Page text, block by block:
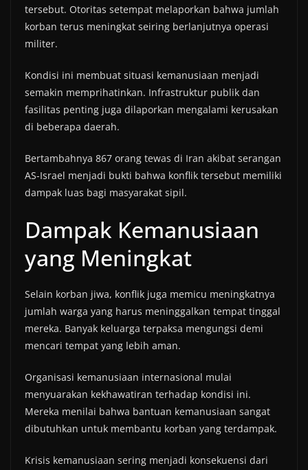
tersebut. Otoritas setempat melaporkan bahwa jumlah
korban terus meningkat seiring berlanjutnya operasi
militer.
Kondisi ini membuat situasi kemanusiaan menjadi
semakin memprihatinkan. Infrastruktur publik dan
fasilitas penting juga dilaporkan mengalami kerusakan
di beberapa daerah.
Bertambahnya 867 orang tewas di Iran akibat serangan
AS-Israel menjadi bukti bahwa konflik tersebut memiliki
dampak luas bagi masyarakat sipil.
Dampak Kemanusiaan
yang Meningkat
Selain korban jiwa, konflik juga memicu meningkatnya
jumlah warga yang harus meninggalkan tempat tinggal
mereka. Banyak keluarga terpaksa mengungsi demi
mencari tempat yang lebih aman.
Organisasi kemanusiaan internasional mulai
menyuarakan kekhawatiran terhadap kondisi ini.
Mereka menilai bahwa bantuan kemanusiaan sangat
dibutuhkan untuk membantu korban yang terdampak.
Krisis kemanusiaan sering menjadi konsekuensi dari